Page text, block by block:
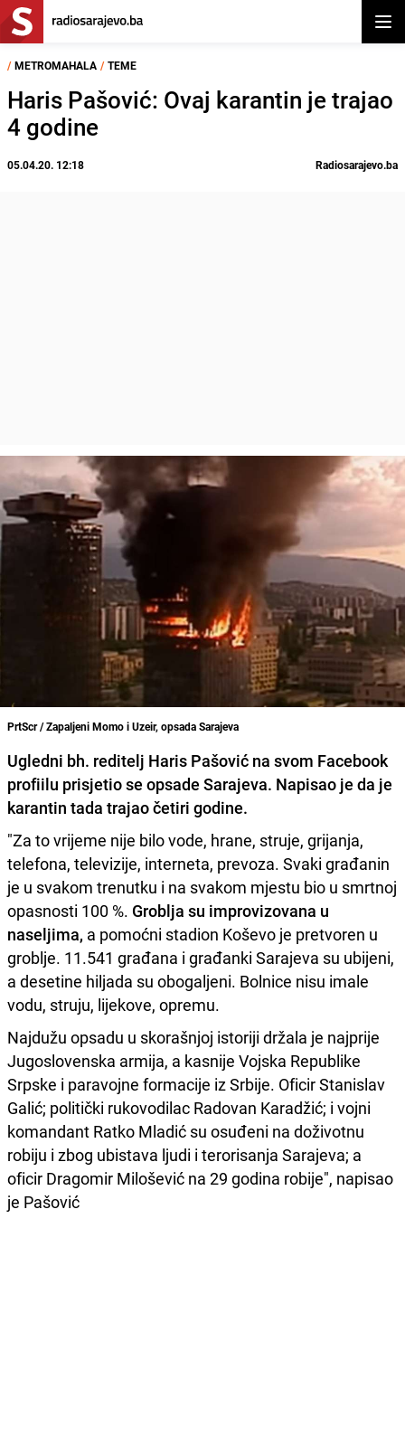
/ METROMAHALA / TEME
Haris Pašović: Ovaj karantin je trajao
4 godine
05.04.20. 12:18 Radiosarajevo.ba
PrtScr / Zapaljeni Momo i Uzeir, opsada Sarajeva
Ugledni bh. reditelj Haris Pašović na svom Facebook
profiilu prisjetio se opsade Sarajeva. Napisao je da je
karantin tada trajao četiri godine.
"Za to vrijeme nije bilo vode, hrane, struje, grijanja,
telefona, televizije, interneta, prevoza. Svaki građanin
je u svakom trenutku i na svakom mjestu bio u smrtnoj
opasnosti 100 %. Groblja su improvizovana u
naseljima, a pomoćni stadion Koševo je pretvoren u
groblje. 11.541 građana i građanki Sarajeva su ubijeni,
a desetine hiljada su obogaljeni. Bolnice nisu imale
vodu, struju, lijekove, opremu.
Najdužu opsadu u skorašnjoj istoriji držala je najprije
Jugoslovenska armija, a kasnije Vojska Republike
Srpske i paravojne formacije iz Srbije. Oficir Stanislav
Galić; politički rukovodilac Radovan Karadžić; i vojni
komandant Ratko Mladić su osuđeni na doživotnu
robiju i zbog ubistava ljudi i terorisanja Sarajeva; a
oficir Dragomir Milošević na 29 godina robije", napisao
je Pašović